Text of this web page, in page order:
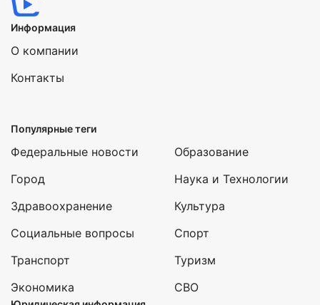
Информация
О компании
Контакты
Популярные теги
Федеральные новости
Город
Здравоохранение
Социальные вопросы
Транспорт
Экономика
Образование
Наука и Технологии
Культура
Спорт
Туризм
СВО